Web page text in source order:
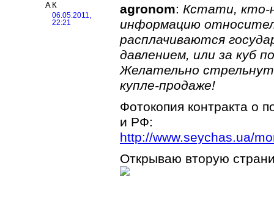
АК
06.05.2011,
22:21
agronom: Кстати, кто-
информацию
расплачиваются
давлением, или за куб
Желательно
купле-продаже!
Фотокопия контракта о
и РФ:
http://www.seychas.ua/
Открываю вторую